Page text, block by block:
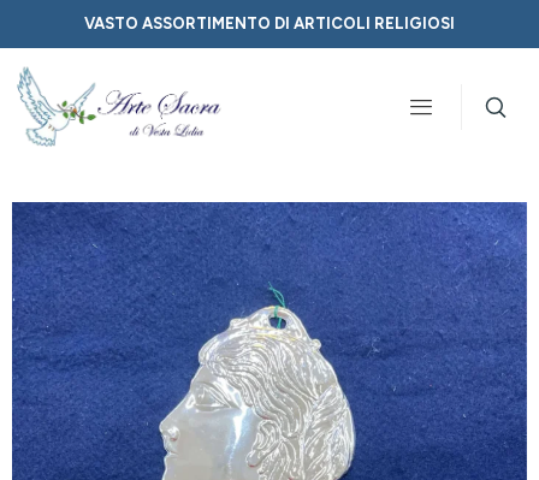
VASTO ASSORTIMENTO DI ARTICOLI RELIGIOSI